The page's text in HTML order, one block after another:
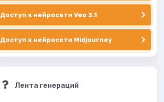
Доступ к нейросети Veo 3.1
Доступ к нейросети Midjourney
Лента генераций